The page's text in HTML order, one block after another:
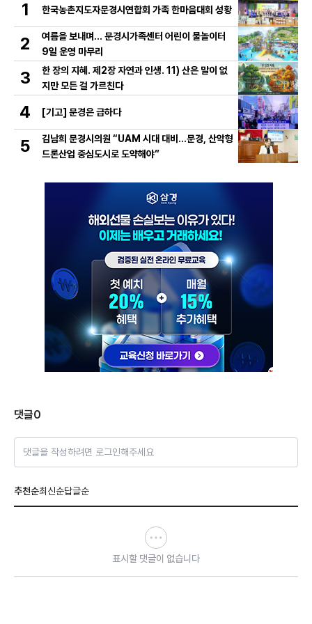
1 한국농촌지도자문경시연합회 가족 한마음대회 성황
2
여름을 보내며… 문경시가족센터 어린이 물놀이터
9일 운영 마무리
3
한 장의 지혜. 제2장 자연과 인생. 11) 산은 말이 없
지만 모든 걸 가르친다
4 [기고] 문경은 급하다
5
김남희 문경시의원 “UAM 시대 대비…문경, 산악형
드론산업 중심도시로 도약해야”
댓글0
댓글을 작성하려면 로그인해주세요
추천순최신순답글순
표시할 댓글이 없습니다